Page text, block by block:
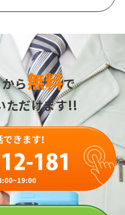
から無料で
ただけます!!